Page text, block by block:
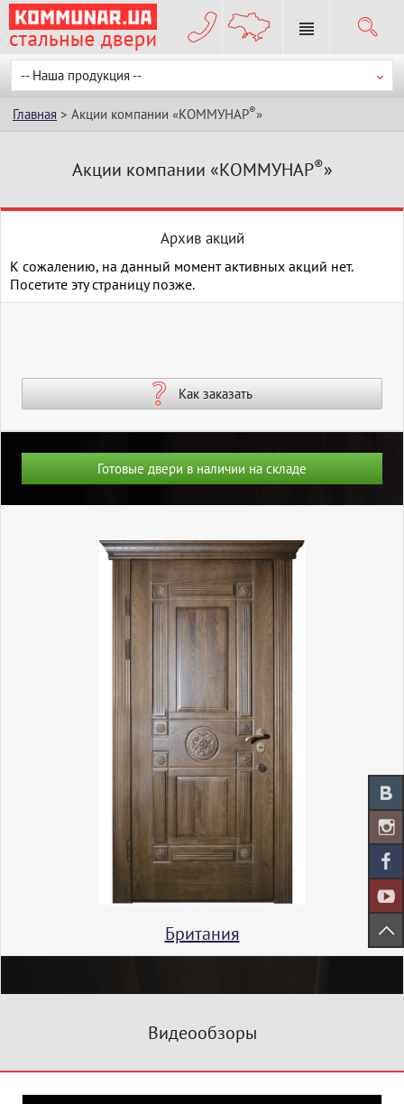
-- Наша продукция --
Главная > Акции компании «КОММУНАР®»
Акции компании «КОММУНАР®»
Архив акций
К сожалению, на данный момент активных акций нет.
Посетите эту страницу позже.
Как заказать
Готовые двери в наличии на складе
Британия
Видеообзоры